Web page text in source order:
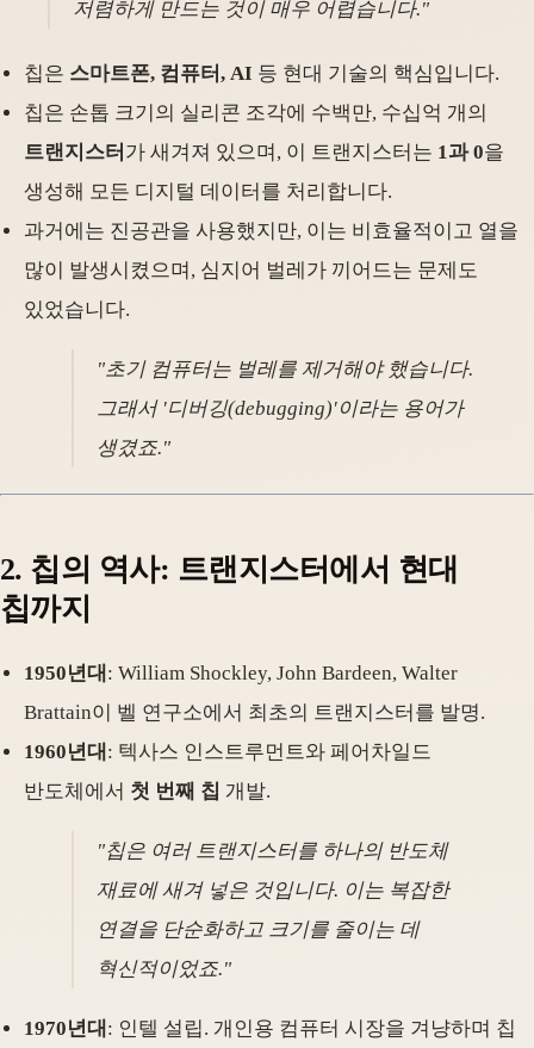
저렴하게 만드는 것이 매우 어렵습니다."
칩은 스마트폰, 컴퓨터, AI 등 현대 기술의 핵심입니다.
칩은 손톱 크기의 실리콘 조각에 수백만, 수십억 개의
트랜지스터 가 새겨져 있으며, 이 트랜지스터는 1과 0을
생성해 모든 디지털 데이터를 처리합니다.
과거에는 진공관을 사용했지만, 이는 비효율적이고 열을
많이 발생시켰으며, 심지어 벌레가 끼어드는 문제도
있었습니다.
"초기 컴퓨터는 벌레를 제거해야 했습니다.
그래서 '디버깅(debugging)'이라는 용어가
생겼죠."
2. 칩의 역사: 트랜지스터에서 현대
칩까지
1950년대 : William Shockley, John Bardeen, Walter
Brattain이 벨 연구소에서 최초의 트랜지스터를 발명.
1960년대 : 텍사스 인스트루먼트와 페어차일드
반도체에서 첫 번째 칩 개발.
"칩은 여러 트랜지스터를 하나의 반도체
재료에 새겨 넣은 것입니다. 이는 복잡한
연결을 단순화하고 크기를 줄이는 데
혁신적이었죠."
1970년대 : 인텔 설립. 개인용 컴퓨터 시장을 겨냥하며 칩